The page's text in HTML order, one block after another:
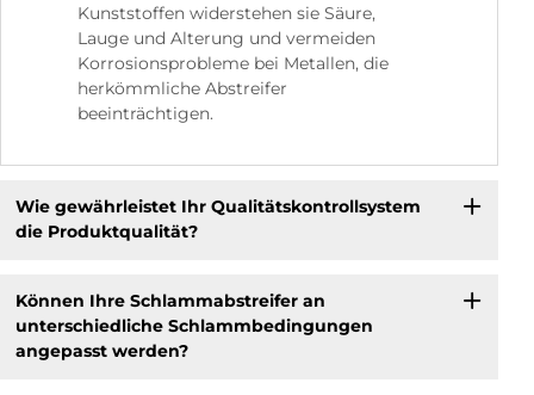
Kunststoffen widerstehen sie Säure,
Lauge und Alterung und vermeiden
Korrosionsprobleme bei Metallen, die
herkömmliche Abstreifer
beeinträchtigen.
Wie gewährleistet Ihr Qualitätskontrollsystem
die Produktqualität?
Können Ihre Schlammabstreifer an
unterschiedliche Schlammbedingungen
angepasst werden?